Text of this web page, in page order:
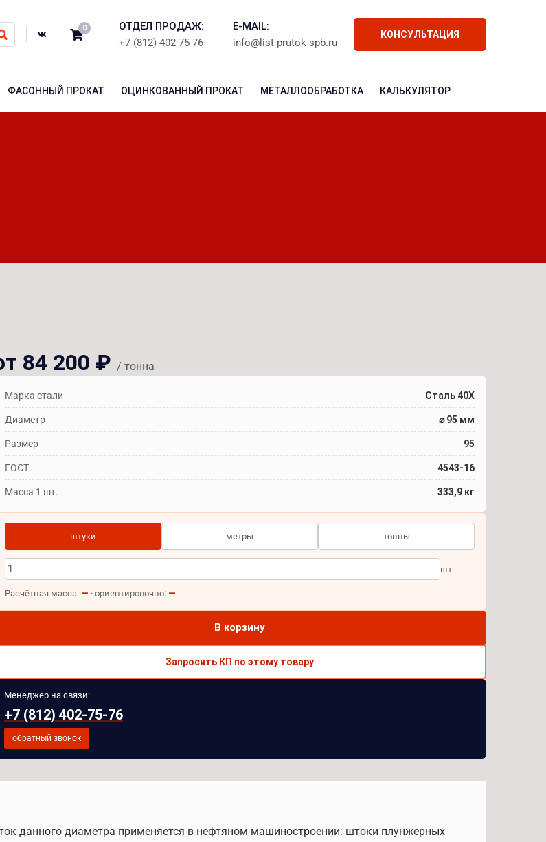
0
КОНСУЛЬТАЦИЯ
ОТДЕЛ ПРОДАЖ:
+7 (812) 402-75-76
E-MAIL:
info@list-prutok-spb.ru
ФАСОННЫЙ ПРОКАТ ОЦИНКОВАННЫЙ ПРОКАТ МЕТАЛЛООБРАБОТКА КАЛЬКУЛЯТОР
84 200 ₽ / тонна
Марка стали Сталь 40Х
Диаметр ⌀ 95 мм
Размер 95
ГОСТ 4543-16
Масса 1 шт. 333,9 кг
штуки метры тонны
шт
Расчётная масса: — · ориентировочно: —
В корзину
Запросить КП по этому товару
Менеджер на связи:
+7 (812) 402-75-76
обратный звонок
данного диаметра применяется в нефтяном машиностроении: штоки плунжерных